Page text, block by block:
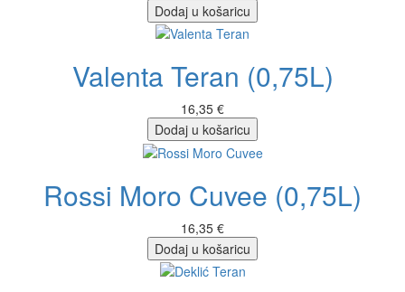
Dodaj u košaricu
Valenta Teran (0,75L)
16,35 €
Dodaj u košaricu
Rossi Moro Cuvee (0,75L)
16,35 €
Dodaj u košaricu